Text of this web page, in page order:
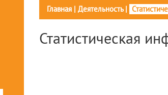
Главная| Деятельность|
Статистическая